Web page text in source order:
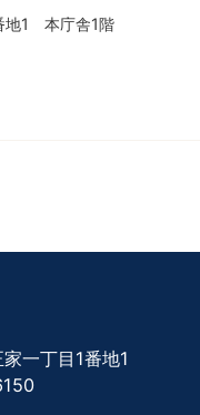
地1 本庁舎1階
一丁目1番地1